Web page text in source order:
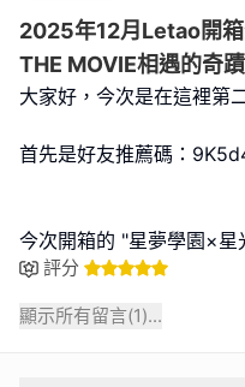
2025年12月Letao開
THE MOVIE相遇的奇
大家好，今次是在這裡第
首先是好友推薦碼：
今次開箱的 "星夢學園×星
評分
顯示所有留言(1)...